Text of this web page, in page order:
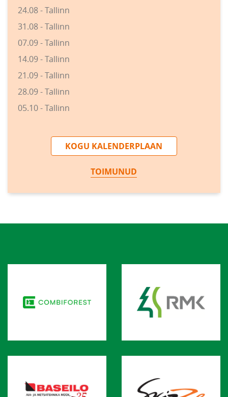
24.08 - Tallinn
31.08 - Tallinn
07.09 - Tallinn
14.09 - Tallinn
21.09 - Tallinn
28.09 - Tallinn
05.10 - Tallinn
KOGU KALENDERPLAAN
TOIMUNUD